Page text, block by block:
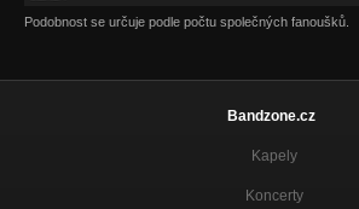
Podobnost se určuje podle počtu společných fanoušků.
Bandzone.cz
Kapely
Koncerty